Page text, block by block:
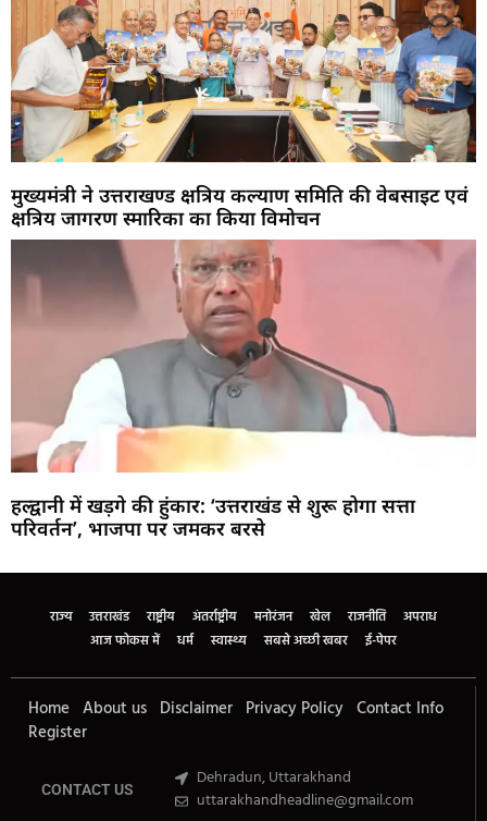
मुख्यमंत्री ने उत्तराखण्ड क्षत्रिय कल्याण समिति की वेबसाइट एवं
क्षत्रिय जागरण स्मारिका का किया विमोचन
हल्द्वानी में खड़गे की हुंकार: ‘उत्तराखंड से शुरू होगा सत्ता
परिवर्तन’, भाजपा पर जमकर बरसे
राज्य उत्तराखंड राष्ट्रीय अंतर्राष्ट्रीय मनोरंजन खेल राजनीति
अपराध
आज फोकस में
धर्म स्वास्थ्य सबसे अच्छी खबर ई-पेपर
Home About us Disclaimer Privacy Policy Contact Info
Register
CONTACT US
Dehradun, Uttarakhand
uttarakhandheadline@gmail.com